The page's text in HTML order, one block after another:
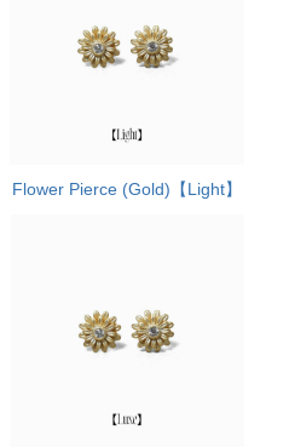
Flower Pierce (Gold)【Light】